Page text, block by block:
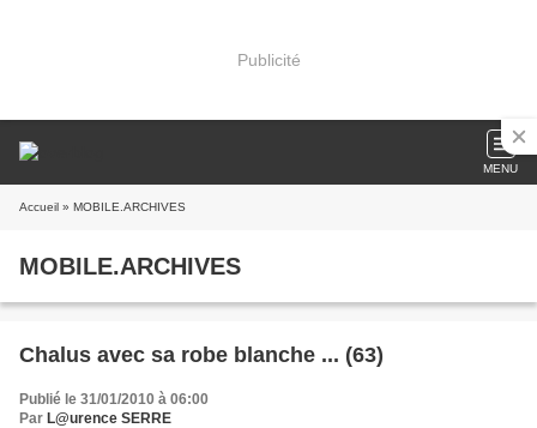
Publicité
MENU
Accueil » MOBILE.ARCHIVES
MOBILE.ARCHIVES
Chalus avec sa robe blanche ... (63)
Publié le 31/01/2010 à 06:00
Par L@urence SERRE